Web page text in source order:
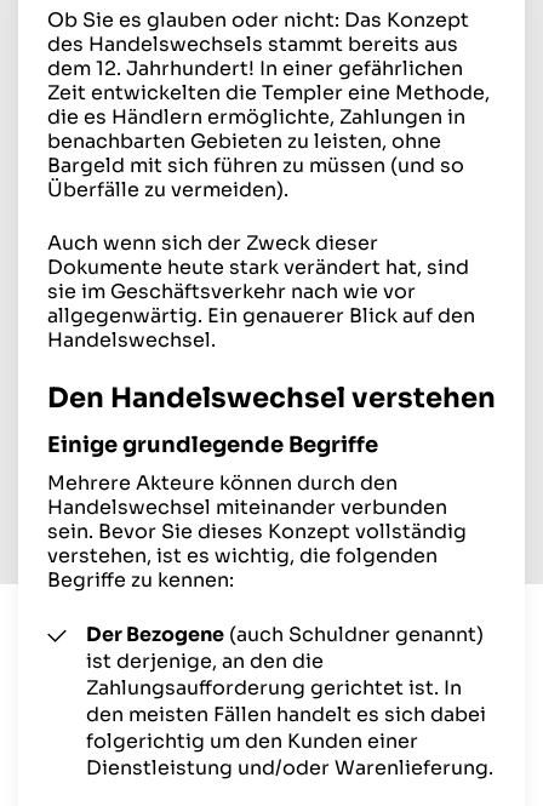
Ob Sie es glauben oder nicht: Das Konzept
des Handelswechsels stammt bereits aus
dem 12. Jahrhundert! In einer gefährlichen
Zeit entwickelten die Templer eine Methode,
die es Händlern ermöglichte, Zahlungen in
benachbarten Gebieten zu leisten, ohne
Bargeld mit sich führen zu müssen (und so
Überfälle zu vermeiden).
Auch wenn sich der Zweck dieser
Dokumente heute stark verändert hat, sind
sie im Geschäftsverkehr nach wie vor
allgegenwärtig. Ein genauerer Blick auf den
Handelswechsel.
Den Handelswechsel verstehen
Einige grundlegende Begriffe
Mehrere Akteure können durch den
Handelswechsel miteinander verbunden
sein. Bevor Sie dieses Konzept vollständig
verstehen, ist es wichtig, die folgenden
Begriffe zu kennen:
Der Bezogene (auch Schuldner genannt)
ist derjenige, an den die
Zahlungsaufforderung gerichtet ist. In
den meisten Fällen handelt es sich dabei
folgerichtig um den Kunden einer
Dienstleistung und/oder Warenlieferung.